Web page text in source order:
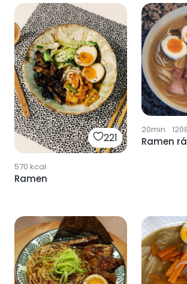
221
570 kcal
Ramen
20min ·
Ramen